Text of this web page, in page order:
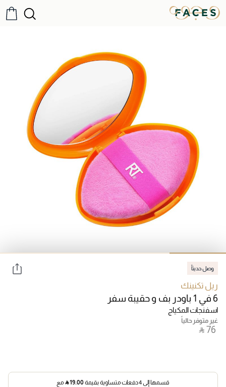
وصل حديثاً
ريل تكنينك
6 في 1 باودر بف و حقيبة سفر
اسفنجات المكياج
غير متوفر حالياً
‎ ⃁ ⁦76⁩ ‎
قسمها إلى 4 دفعات متساوية بقيمة 19.00
⃁ مع